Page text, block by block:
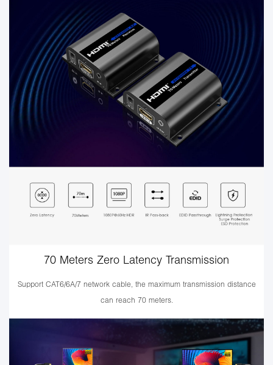
70 Meters Zero Latency Transmission
Support CAT6/6A/7 network cable, the maximum transmission distance
can reach 70 meters.